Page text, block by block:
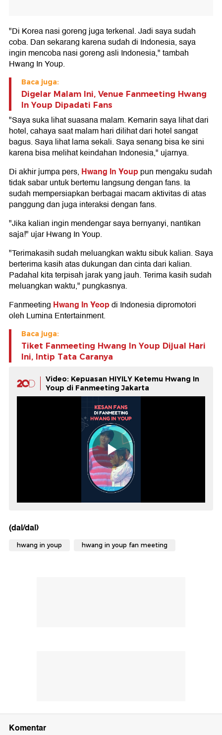
"Di Korea nasi goreng juga terkenal. Jadi saya sudah
coba. Dan sekarang karena sudah di Indonesia, saya
ingin mencoba nasi goreng asli Indonesia," tambah
Hwang In Youp.
Baca juga:
Digelar Malam Ini, Venue Fanmeeting Hwang
In Youp Dipadati Fans
"Saya suka lihat suasana malam. Kemarin saya lihat dari
hotel, cahaya saat malam hari dilihat dari hotel sangat
bagus. Saya lihat lama sekali. Saya senang bisa ke sini
karena bisa melihat keindahan Indonesia," ujarnya.
Di akhir jumpa pers, Hwang In Youppun mengaku sudah
tidak sabar untuk bertemu langsung dengan fans. Ia
sudah mempersiapkan berbagai macam aktivitas di atas
panggung dan juga interaksi dengan fans.
"Jika kalian ingin mendengar saya bernyanyi, nantikan
saja!" ujar Hwang In Youp.
"Terimakasih sudah meluangkan waktu sibuk kalian. Saya
berterima kasih atas dukungan dan cinta dari kalian.
Padahal kita terpisah jarak yang jauh. Terima kasih sudah
meluangkan waktu," pungkasnya.
Fanmeeting Hwang In Yeopdi Indonesia dipromotori
oleh Lumina Entertainment.
Baca juga:
Tiket Fanmeeting Hwang In Youp Dijual Hari
Ini, Intip Tata Caranya
Video: Kepuasan HIYILY Ketemu Hwang In
Youp di Fanmeeting Jakarta
(dal/dal)
hwang in youp hwang in youp fan meeting
Komentar